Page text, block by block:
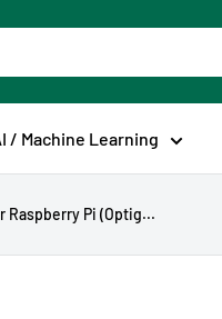
/ Machine Learning
Raspberry Pi (Optig...